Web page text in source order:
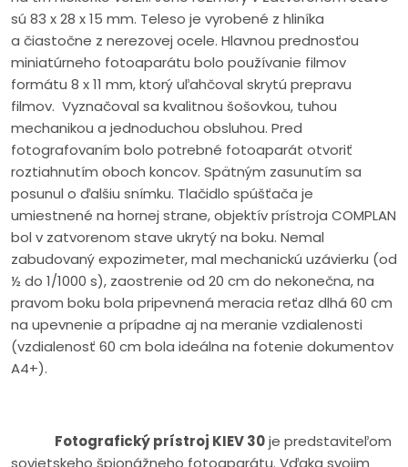
sú 83 x 28 x 15 mm. Teleso je vyrobené z hliníka
a čiastočne z nerezovej ocele. Hlavnou prednosťou
miniatúrneho fotoaparátu bolo používanie filmov
formátu 8 x 11 mm, ktorý uľahčoval skrytú prepravu
filmov. Vyznačoval sa kvalitnou šošovkou, tuhou
mechanikou a jednoduchou obsluhou. Pred
fotografovaním bolo potrebné fotoaparát otvoriť
roztiahnutím oboch koncov. Spätným zasunutím sa
posunul o ďalšiu snímku. Tlačidlo spúšťača je
umiestnené na hornej strane, objektív prístroja COMPLAN
bol v zatvorenom stave ukrytý na boku. Nemal
zabudovaný expozimeter, mal mechanickú uzávierku (od
½ do 1/1000 s), zaostrenie od 20 cm do nekonečna, na
pravom boku bola pripevnená meracia reťaz dlhá 60 cm
na upevnenie a prípadne aj na meranie vzdialenosti
(vzdialenosť 60 cm bola ideálna na fotenie dokumentov
A4+).
Fotografický prístroj KIEV 30je predstaviteľom
sovietskeho špionážneho fotoaparátu. Vďaka svojim